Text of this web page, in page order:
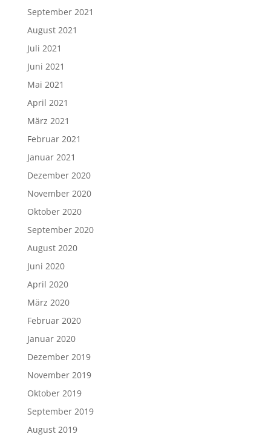
September 2021
August 2021
Juli 2021
Juni 2021
Mai 2021
April 2021
März 2021
Februar 2021
Januar 2021
Dezember 2020
November 2020
Oktober 2020
September 2020
August 2020
Juni 2020
April 2020
März 2020
Februar 2020
Januar 2020
Dezember 2019
November 2019
Oktober 2019
September 2019
August 2019